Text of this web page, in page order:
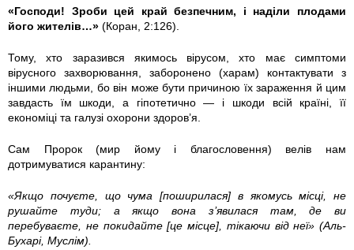
«Господи! Зроби цей край безпечним, і наділи плодами
його жителів…» (Коран, 2:126).
Тому, хто заразився якимось вірусом, хто має симптоми
вірусного захворювання, заборонено (харам) контактувати з
іншими людьми, бо він може бути причиною їх зараження й цим
завдасть їм шкоди, а гіпотетично — і шкоди всій країні, її
економіці та галузі охорони здоров’я.
Сам Пророк (мир йому і благословення) велів нам
дотримуватися карантину:
«Якщо почуєте, що чума [поширилася] в якомусь місці, не
рушайте туди; а якщо вона з’явилася там, де ви
перебуваєте, не покидайте [це місце], тікаючи від неї» (Аль-
Бухарі, Муслім).